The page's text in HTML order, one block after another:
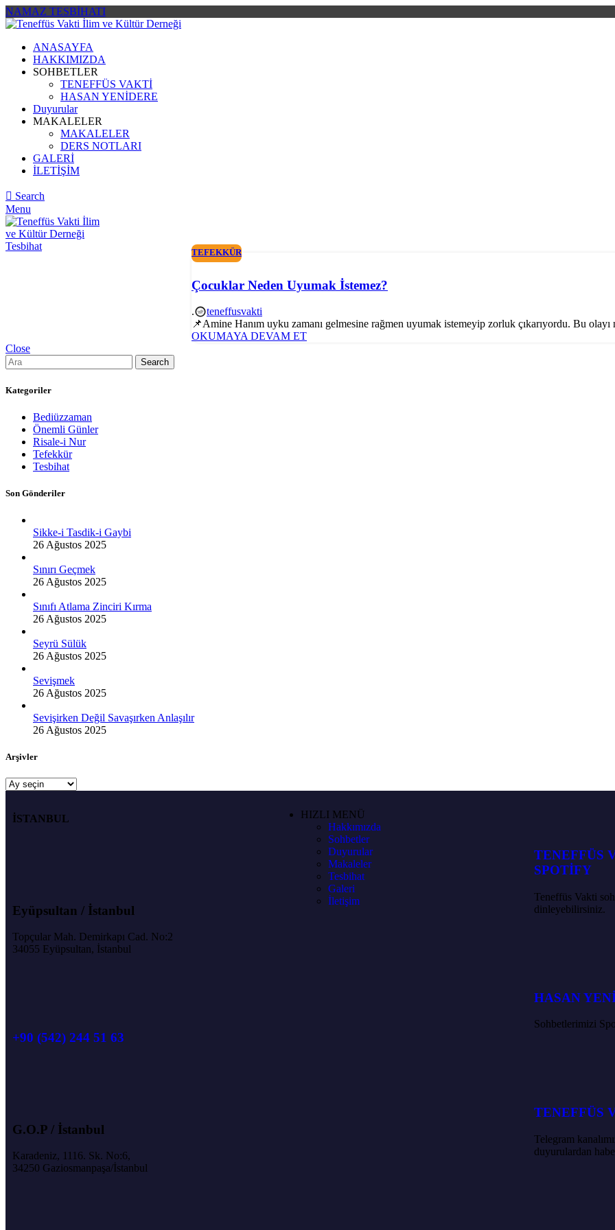
NAMAZ TESBİHATI
ANASAYFA
HAKKIMIZDA
SOHBETLER
TENEFFÜS VAKTİ
HASAN YENİDERE
Duyurular
MAKALELER
MAKALELER
DERS NOTLARI
GALERİ
İLETİŞİM
Search
Menu
Tesbihat
TEFEKKÜR
Çocuklar Neden Uyumak İstemez?
.
teneffusvakti
📌Amine Hanım uyku zamanı gelmesine rağmen uyumak istemeyip zorluk çıkarıyordu. Bu olayı
OKUMAYA DEVAM ET
Close
Search
Kategoriler
Bediüzzaman
Önemli Günler
Risale-i Nur
Tefekkür
Tesbihat
Son Gönderiler
Sikke-i Tasdik-i Gaybi
26 Ağustos 2025
Sınırı Geçmek
26 Ağustos 2025
Sınıfı Atlama Zinciri Kırma
26 Ağustos 2025
Seyrü Sülük
26 Ağustos 2025
Sevişmek
26 Ağustos 2025
Sevişirken Değil Savaşırken Anlaşılır
26 Ağustos 2025
Arşivler
İSTANBUL
Eyüpsultan / İstanbul
Topçular Mah. Demirkapı Cad. No:2
34055 Eyüpsultan, İstanbul
+90 (542) 244 51 63
G.O.P / İstanbul
Karadeniz, 1116. Sk. No:6,
34250 Gaziosmanpaşa/İstanbul
HIZLI MENÜ
Hakkımızda
Sohbetler
Duyurular
Makaleler
Tesbihat
Galeri
İletişim
TENEFFÜS
SPOTİFY
Teneffüs Vakti
dinleyebilirsiniz.
HASAN
Sohbetlerimizi
TENEFFÜS
Telegram
duyurulardan